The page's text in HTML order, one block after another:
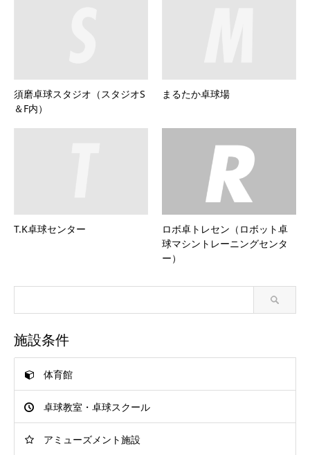
須磨卓球スタジオ（スタジオS
＆F内）
まるたか卓球場
T.K卓球センター
ロボ卓トレセン（ロボット卓
球マシントレーニングセンタ
ー）
施設条件
体育館
卓球教室・卓球スクール
アミューズメント施設